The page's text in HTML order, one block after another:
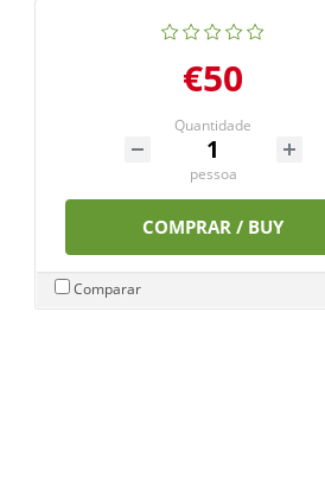
€50
Quantidade
pessoa
COMPRAR / BUY
Comparar